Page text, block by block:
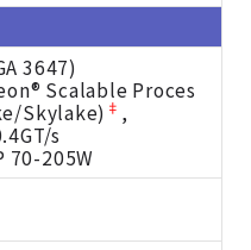
3647)
Scalable Proces
Skylake) ‡ ,
s
70-205W